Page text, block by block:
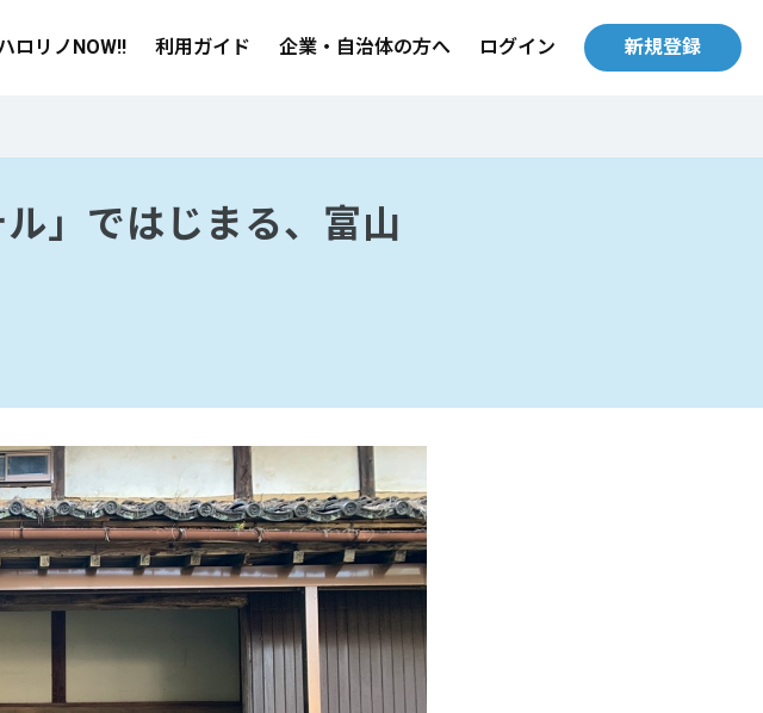
ロリノNOW!! 利用ガイド 企業・自治体の方へ ログイン 新規登録
」ではじまる、富山